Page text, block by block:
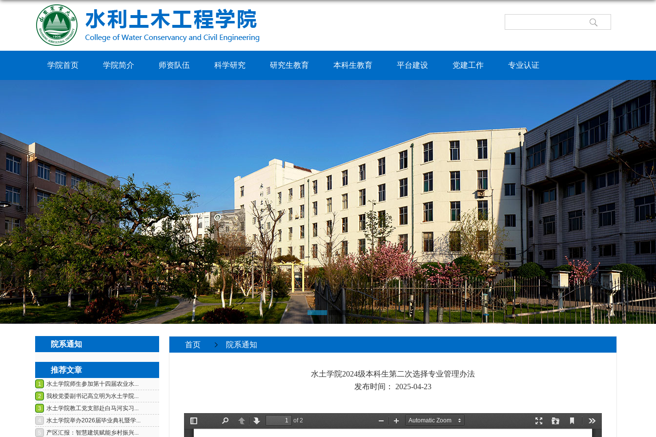
学院首页 学院简介 师资队伍 科学研究 研究生教育 本科生教育 平台建设 党建工作 专业认证
院系通知
推荐文章
首页
院系通知
水土学院2024级本科生第二次选择专业管理办法
发布时间： 2025-04-23